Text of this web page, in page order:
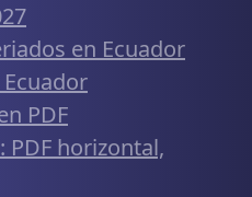
en Ecuador
PDF
horizontal,